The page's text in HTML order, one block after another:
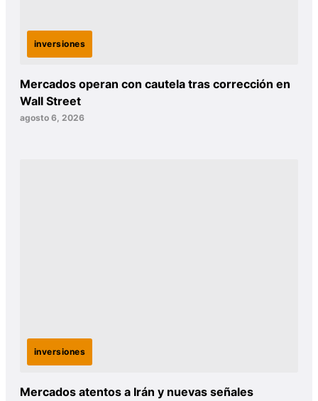
inversiones
Mercados operan con cautela tras corrección en
Wall Street
agosto 6, 2026
inversiones
Mercados atentos a Irán y nuevas señales